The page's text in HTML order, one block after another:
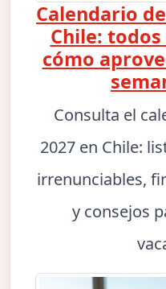
Calendario
Chile:
cómo
Consulta el
2027 en Chile:
irrenunciables,
y consejos